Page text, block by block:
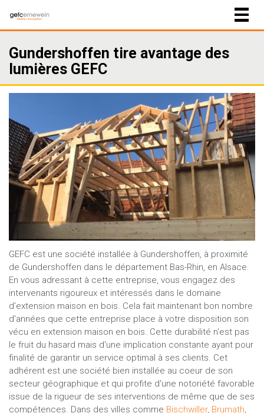
Gundershoffen tire avantage des
lumières GEFC
GEFC est une société installée à Gundershoffen, à proximité
de Gundershoffen dans le département Bas-Rhin, en Alsace.
En vous adressant à cette entreprise, vous engagez des
intervenants rigoureux et intéressés dans le domaine
d'extension maison en bois. Cela fait maintenant bon nombre
d'années que cette entreprise place à votre disposition son
vécu en extension maison en bois. Cette durabilité n'est pas
le fruit du hasard mais d'une implication constante ayant pour
finalité de garantir un service optimal à ses clients. Cet
adhérent est une société bien installée au coeur de son
secteur géographique et qui profite d'une notoriété favorable
issue de la rigueur de ses interventions de même que de ses
compétences. Dans des villes comme Bischwiller, Brumath,